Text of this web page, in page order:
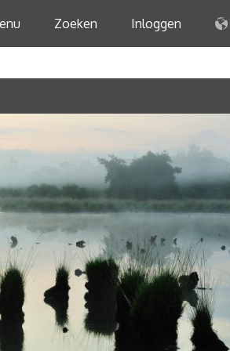
Zoeken Inloggen